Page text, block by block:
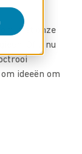
met onze
Of u nu
ideeën om